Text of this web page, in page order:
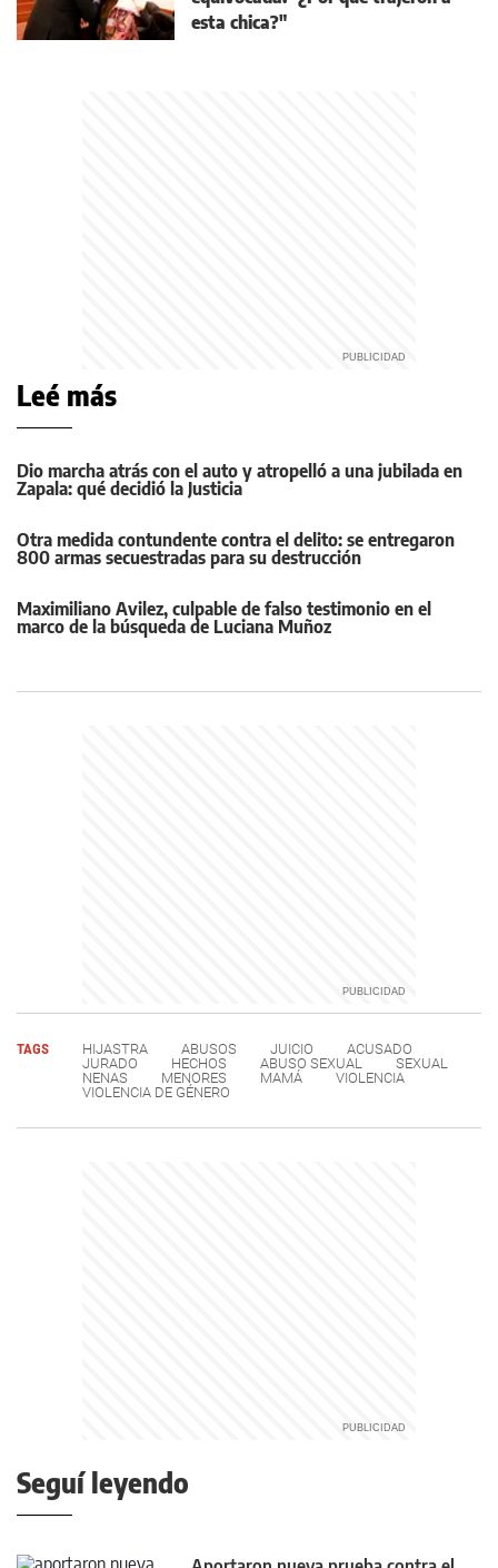
esta chica?"
Leé más
Dio marcha atrás con el auto y atropelló a una jubilada en
Zapala: qué decidió la Justicia
Otra medida contundente contra el delito: se entregaron
800 armas secuestradas para su destrucción
Maximiliano Avilez, culpable de falso testimonio en el
marco de la búsqueda de Luciana Muñoz
TAGS HIJASTRA ABUSOS JUICIO
ACUSADO
JURADO
HECHOS ABUSO SEXUAL
SEXUAL
NENAS
MENORES MAMÁ
VIOLENCIA
VIOLENCIA DE GÉNERO
Seguí leyendo